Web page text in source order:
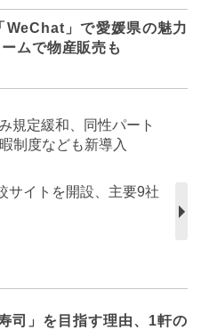
」で愛媛県の魅力
ムで物産販売も
規定緩和、同性パート
制度なども新導入
サイトを開設、主要9社
司」を目指す理由、1軒の